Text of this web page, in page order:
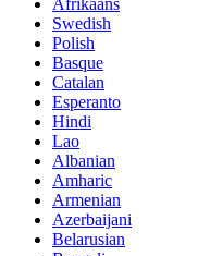
Afrikaans
Swedish
Polish
Basque
Catalan
Esperanto
Hindi
Lao
Albanian
Amharic
Armenian
Azerbaijani
Belarusian